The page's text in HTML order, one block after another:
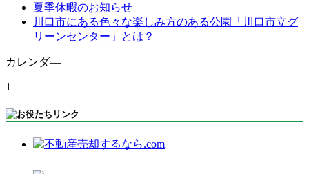
夏季休暇のお知らせ
川口市にある色々な楽しみ方のある公園「川口市立グ
リーンセンター」とは？
カレンダ―
1